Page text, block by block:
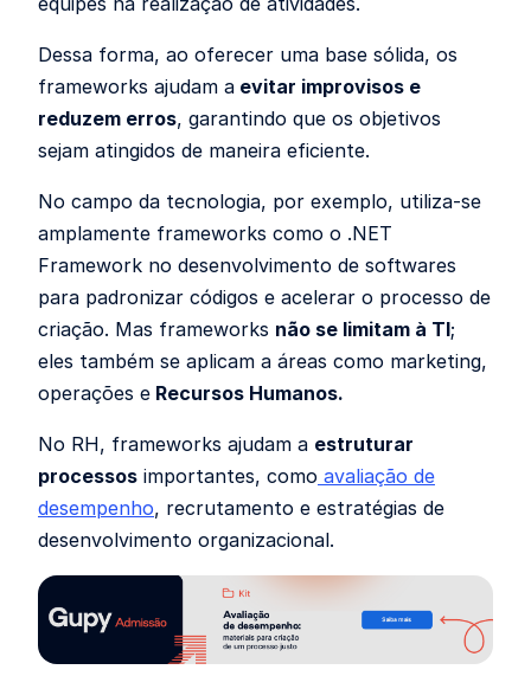
Dessa forma, ao oferecer uma base sólida, os
frameworks ajudam a evitar improvisos e
reduzem erros, garantindo que os objetivos
sejam atingidos de maneira eficiente.
No campo da tecnologia, por exemplo, utiliza-se
amplamente frameworks como o .NET
Framework no desenvolvimento de softwares
para padronizar códigos e acelerar o processo de
criação. Mas frameworks não se limitam à TI;
eles também se aplicam a áreas como marketing,
operações e Recursos Humanos.
No RH, frameworks ajudam a estruturar
processos importantes, como avaliação de
desempenho, recrutamento e estratégias de
desenvolvimento organizacional.